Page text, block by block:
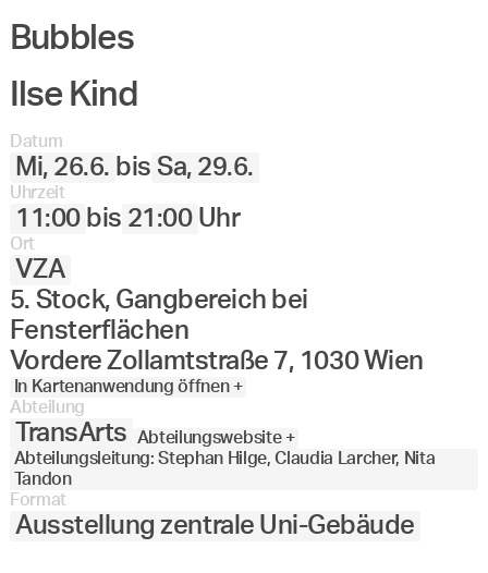
Bubbles
Ilse Kind
Datum
Mi, 26.6. bis Sa, 29.6.
Uhrzeit
11:00 bis 21:00 Uhr
Ort
VZA
5. Stock, Gangbereich bei
Fensterflächen
Vordere Zollamtstraße 7, 1030 Wien
In Kartenanwendung öffnen +
Abteilung
TransArts
Abteilungswebsite +
Abteilungsleitung: Stephan Hilge, Claudia Larcher, Nita
Tandon
Format
Ausstellung zentrale Uni-Gebäude